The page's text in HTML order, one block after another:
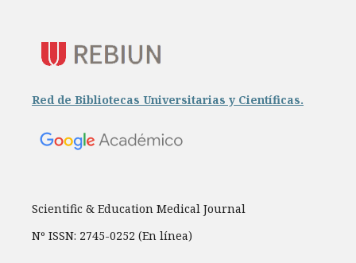
Red de Bibliotecas Universitarias y Científicas.
Scientific & Education Medical Journal
Nº ISSN: 2745-0252 (En línea)